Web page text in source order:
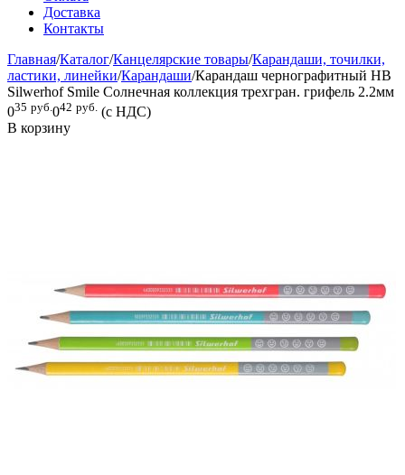
Доставка
Контакты
Главная/Каталог/Канцелярские товары/Карандаши, точилки,
ластики, линейки/Карандаши/Карандаш чернографитный HB
Silwerhof Smile Солнечная коллекция трехгран. грифель 2.2мм
035 руб.042 руб. (с НДС)
В корзину